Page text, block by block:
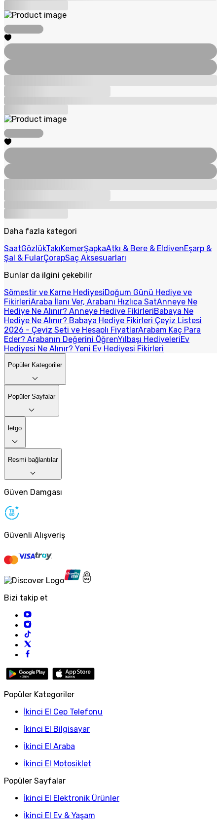
Daha fazla kategori
SaatGözlükTakıKemerŞapkaAtkı & Bere & EldivenEşarp &
Şal & FularÇorapSaç Aksesuarları
Bunlar da ilgini çekebilir
Sömestir ve Karne HediyesiDoğum Günü Hediye ve
FikirleriAraba İlanı Ver, Arabanı Hızlıca SatAnneye Ne
Hediye Ne Alınır? Anneye Hediye FikirleriBabaya Ne
Hediye Ne Alınır? Babaya Hediye Fikirleri Çeyiz Listesi
2026 - Çeyiz Seti ve Hesaplı FiyatlarArabam Kaç Para
Eder? Arabanın Değerini ÖğrenYılbaşı HediyeleriEv
Hediyesi Ne Alınır? Yeni Ev Hediyesi Fikirleri
Popüler Kategoriler
Popüler Sayfalar
letgo
Resmi bağlantılar
Güven Damgası
Güvenli Alışveriş
Bizi takip et
Popüler Kategoriler
İkinci El Cep Telefonu
İkinci El Bilgisayar
İkinci El Araba
İkinci El Motosiklet
Popüler Sayfalar
İkinci El Elektronik Ürünler
İkinci El Ev & Yaşam